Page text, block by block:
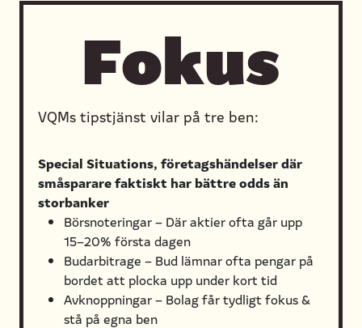
Fokus
VQMs tipstjänst vilar på tre ben:
Special Situations, företagshändelser där
småsparare faktiskt har bättre odds än
storbanker
Börsnoteringar – Där aktier ofta går upp
15–20% första dagen
Budarbitrage – Bud lämnar ofta pengar på
bordet att plocka upp under kort tid
Avknoppningar – Bolag får tydligt fokus &
stå på egna ben